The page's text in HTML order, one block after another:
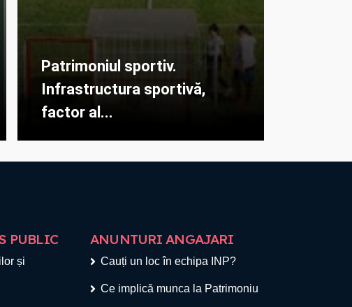
Patrimoniul sportiv.
Infrastructura sportivă,
factor al...
PUBLIC
și
ANUNTURI ANGAJARI
Cauți un loc în echipa INP?
Ce implică munca la Patrimoniu